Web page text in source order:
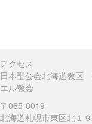
アクセス
日本聖公会北海道教区
エル教会
〒065-0019
北海道札幌市東区北１